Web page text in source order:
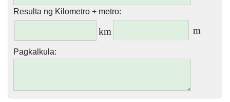
Resulta ng Kilometro + metro:
km m
Pagkalkula: